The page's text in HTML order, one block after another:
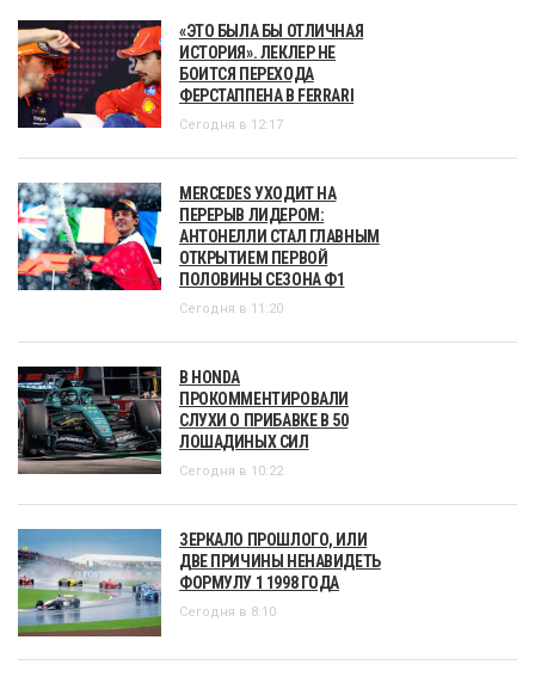
«ЭТО БЫЛА БЫ ОТЛИЧНАЯ
ИСТОРИЯ». ЛЕКЛЕР НЕ
БОИТСЯ ПЕРЕХОДА
ФЕРСТАППЕНА В FERRARI
Сегодня в 12:17
MERCEDES УХОДИТ НА
ПЕРЕРЫВ ЛИДЕРОМ:
АНТОНЕЛЛИ СТАЛ ГЛАВНЫМ
ОТКРЫТИЕМ ПЕРВОЙ
ПОЛОВИНЫ СЕЗОНА Ф1
Сегодня в 11:20
В HONDA
ПРОКОММЕНТИРОВАЛИ
СЛУХИ О ПРИБАВКЕ В 50
ЛОШАДИНЫХ СИЛ
Сегодня в 10:22
ЗЕРКАЛО ПРОШЛОГО, ИЛИ
ДВЕ ПРИЧИНЫ НЕНАВИДЕТЬ
ФОРМУЛУ 1 1998 ГОДА
Сегодня в 8:10